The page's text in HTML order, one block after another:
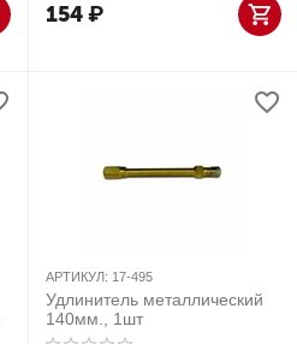
154₽
АРТИКУЛ: 17-495
Удлинитель металлический
140мм., 1шт